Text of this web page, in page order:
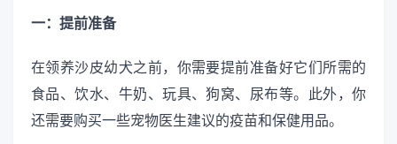
一：提前准备
在领养沙皮幼犬之前，你需要提前准备好它们所需的
食品、饮水、牛奶、玩具、狗窝、尿布等。此外，你
还需要购买一些宠物医生建议的疫苗和保健用品。